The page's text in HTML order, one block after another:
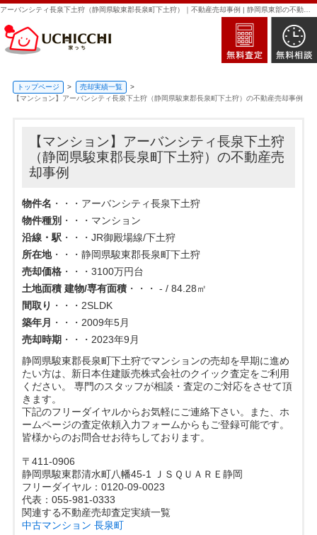
トップページ
売却実績一覧
【マンション】アーバンシティ長泉下土狩（静岡県駿東郡長泉町下土狩）の不動産売却事例
【マンション】アーバンシティ長泉下土狩
（静岡県駿東郡長泉町下土狩）の不動産売
却事例
物件名 ・・・アーバンシティ長泉下土狩
物件種別・・・マンション
沿線・駅 ・・・JR御殿場線/下土狩
所在地・・・静岡県駿東郡長泉町下土狩
売却価格・・・3100万円台
土地面積 建物/専有面積・・・ - / 84.28㎡
間取り ・・・2SLDK
築年月 ・・・2009年5月
売却時期・・・2023年9月
静岡県駿東郡長泉町下土狩でマンションの売却を早期に進め
たい方は、新日本住建販売株式会社のクイック査定をご利用
ください。 専門のスタッフが相談・査定のご対応をさせて頂
きます。
下記のフリーダイヤルからお気軽にご連絡下さい。また、ホ
ームページの査定依頼入力フォームからもご登録可能です。
皆様からのお問合せお待ちしております。
〒411-0906
静岡県駿東郡清水町八幡45-1 ＪＳＱＵＡＲＥ静岡
フリーダイヤル：0120-09-0023
代表：055-981-0333
関連する不動産売却査定実績一覧
中古マンション 長泉町